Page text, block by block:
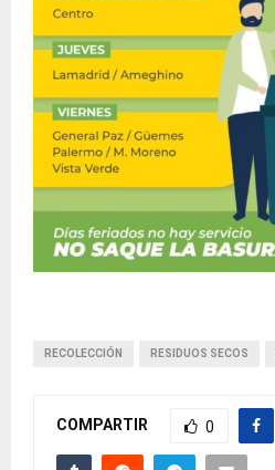
RECOLECCIÓN RESIDUOS SECOS
COMPARTIR 0